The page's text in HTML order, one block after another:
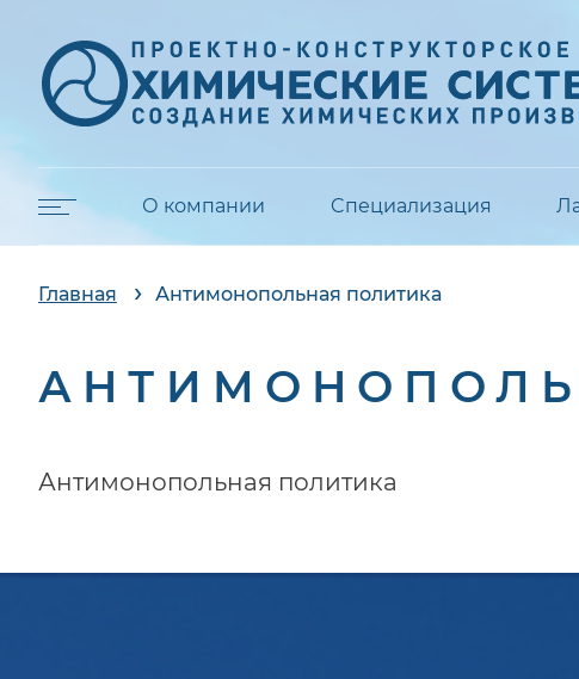
О компании Cпециализация
Главная Антимонопольная политика
Антимонопольная политика